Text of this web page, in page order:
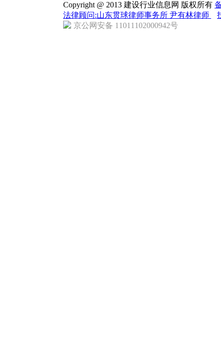
Copyright @ 2013 建设行业信息网 版权所有
法律顾问:山东贯球律师事务所 尹有林律师
京公网安备 11011102000942号